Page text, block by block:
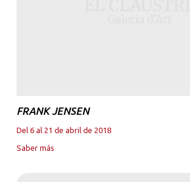
FRANK JENSEN
Del 6 al 21 de abril de 2018
Saber más